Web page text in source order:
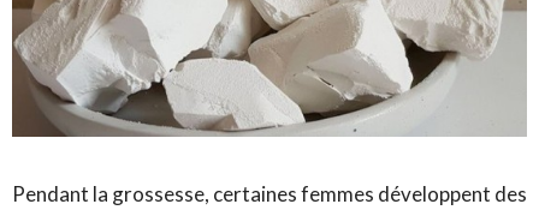
Pendant la grossesse, certaines femmes développent des